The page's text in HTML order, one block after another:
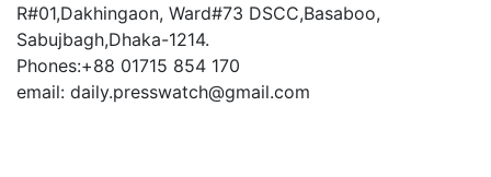
R#01,Dakhingaon, Ward#73 DSCC,Basaboo,
Sabujbagh,Dhaka-1214.
Phones:+88 01715 854 170
email: daily.presswatch@gmail.com